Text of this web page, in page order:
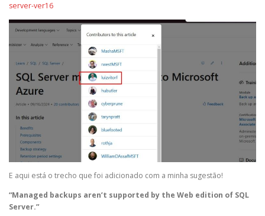
server-ver16
E aqui está o trecho que foi adicionado com a minha sugestão!
“Managed backups aren’t supported by the Web edition of SQL
Server.”